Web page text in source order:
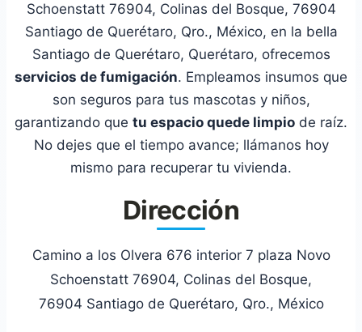
Schoenstatt 76904, Colinas del Bosque, 76904
Santiago de Querétaro, Qro., México, en la bella
Santiago de Querétaro, Querétaro, ofrecemos
servicios de fumigación. Empleamos insumos que
son seguros para tus mascotas y niños,
garantizando que tu espacio quede limpio de raíz.
No dejes que el tiempo avance; llámanos hoy
mismo para recuperar tu vivienda.
Dirección
Camino a los Olvera 676 interior 7 plaza Novo
Schoenstatt 76904, Colinas del Bosque,
76904 Santiago de Querétaro, Qro., México